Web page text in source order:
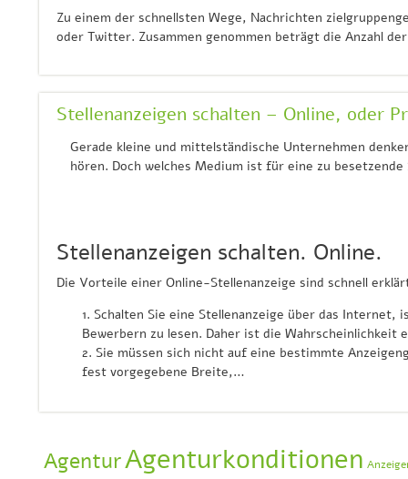
Zu einem der schnellsten Wege, Nachrichten
oder Twitter. Zusammen genommen beträgt die Anzahl
Stellenanzeigen schalten – Online, oder
Gerade kleine und mittelständische Unternehmen
hören. Doch welches Medium ist für eine zu
Stellenanzeigen schalten. Online.
Die Vorteile einer Online-Stellenanzeige sind schnell
Schalten Sie eine Stellenanzeige über das Internet,
Bewerbern zu lesen. Daher ist die Wahrscheinlichkeit
Sie müssen sich nicht auf eine bestimmte
fest vorgegebene Breite,…
AgenturAgenturkonditionen